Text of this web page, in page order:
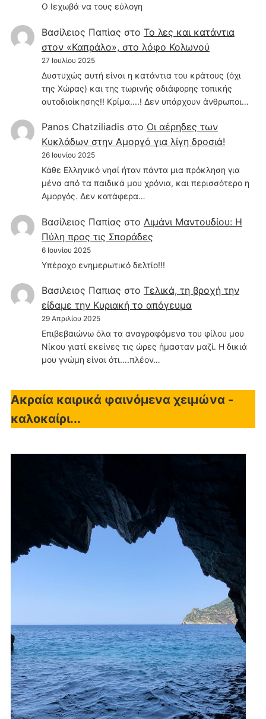
Ο Ιεχωβά να τους εύλογη
Βασίλειος Παπίας στο Το λες και κατάντια
στον «Καπράλο», στο λόφο Κολωνού
27 Ιουλίου 2025
Δυστυχώς αυτή είναι η κατάντια του κράτους (όχι
της Χώρας) και της τωρινής αδιάφορης τοπικής
αυτοδιοίκησης!! Κρίμα....! Δεν υπάρχουν άνθρωποι…
Panos Chatziliadisστο Οι αέρηδες των
Κυκλάδων στην Αμοργό για λίγη δροσιά!
26 Ιουνίου 2025
Κάθε Ελληνικό νησί ήταν πάντα μια πρόκληση για
μένα από τα παιδικά μου χρόνια, και περισσότερο η
Αμοργός. Δεν κατάφερα…
Βασίλειος Παπίας στο Λιμάνι Μαντουδίου: Η
Πύλη προς τις Σποράδες
6 Ιουνίου 2025
Υπέροχο ενημερωτικό δελτίο!!!
Βασιλειος Παπιας στο Τελικά, τη βροχή την
είδαμε την Κυριακή το απόγευμα
29 Απριλίου 2025
Επιβεβαιώνω όλα τα αναγραφόμενα του φίλου μου
Νίκου γιατί εκείνες τις ώρες ήμασταν μαζί. Η δικιά
μου γνώμη είναι ότι....πλέον…
Ακραία καιρικά φαινόμενα χειμώνα -
καλοκαίρι...